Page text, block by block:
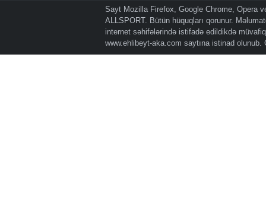
Sayt Mozilla Firefox, Google Chrome, Opera
ALLSPORT. Bütün hüquqları qorunur.
internet səhifələrində istifadə edildikdə
www.ehlibeyt-aka.com saytına istinad olunub.